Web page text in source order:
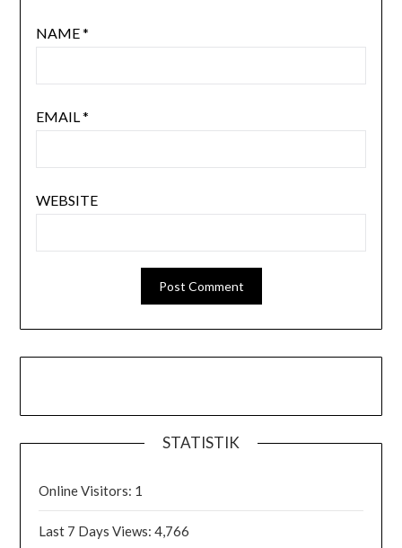
NAME*
EMAIL*
WEBSITE
STATISTIK
Online Visitors: 1
Last 7 Days Views:4,766